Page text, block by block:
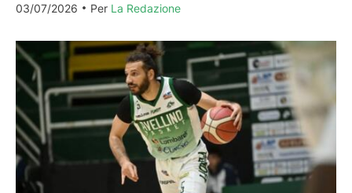
03/07/2026
Per La Redazione